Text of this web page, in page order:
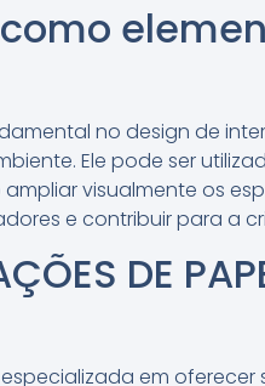
no design de
Ele pode ser
visualmente os
e contribuir para a
DE
é especializada em